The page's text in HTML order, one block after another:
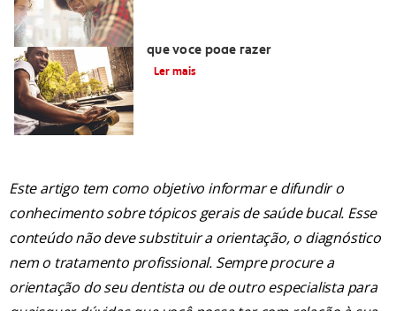
que você pode fazer
Ler mais
Este artigo tem como objetivo informar e difundir o
conhecimento sobre tópicos gerais de saúde bucal. Esse
conteúdo não deve substituir a orientação, o diagnóstico
nem o tratamento profissional. Sempre procure a
orientação do seu dentista ou de outro especialista para